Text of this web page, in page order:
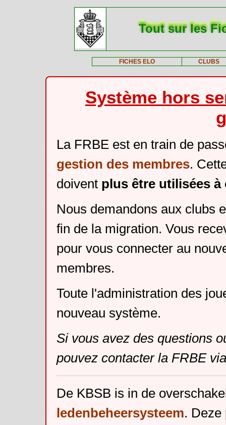
Tout sur les
FICHES ELO CLUBS
Système hors
La FRBE est en train de
gestion des membres.
doivent plus être utilisées
Nous demandons aux clubs
fin de la migration. Vous
pour vous connecter au
membres.
Toute l'administration des
nouveau système.
Si vous avez des questions
pouvez contacter la FRBE
De KBSB is in de
ledenbeheersysteem. Deze